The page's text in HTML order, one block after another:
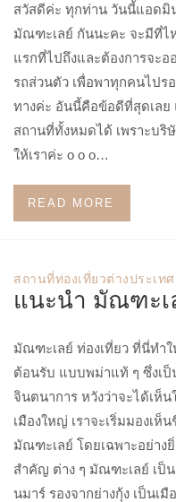
สวัสดีค่ะ ทุกท่าน วันนี้แอดมิ
มัณฑะเลย์ กันนะคะ จะมีที่ไ
แรกที่ไปถึงและต้องการจะ
รถส่วนตัว เพื่อพาทุกคนไปร
ทางค่ะ อันนี้คือข้อดีที่สุดเล
สถานที่ทั้งหมดได้ เพราะบริ
ให้เราค่ะ o o o…
READ MORE
สถานที่ท่องเที่ยวต่างประเทศ
แนะนำ มัณฑะเ
มัณฑะเลย์ ท่องเที่ยว ที่นี่ทำ
ต้อนรับ แบบพม่าแท้ ๆ ซึ่งเป็
จินตนาการ หวังว่าจะได้เห็
เมืองใหญ่ เราจะเริ่มมองเ
มัณฑะเลย์ โดยเฉพาะอย่าง
สำคัญ ต่าง ๆ มัณฑะเลย์ เป็
นมาร์ รองจากย่างกุ้ง เป็นเ